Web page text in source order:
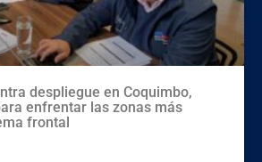
despliegue en Coquimbo,
enfrentar las zonas más
frontal